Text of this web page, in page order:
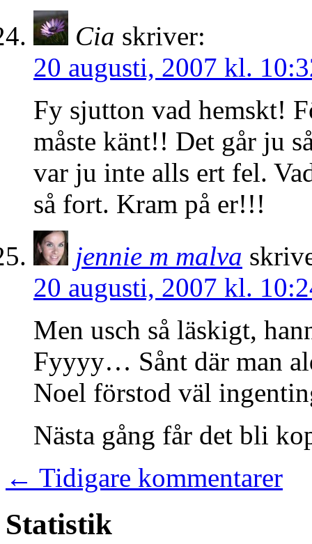
Cia skriver:
20 augusti, 2007 kl.
Fy sjutton vad hemskt!
måste känt!! Det går ju
var ju inte alls ert fel.
så fort. Kram på er!!!
jennie m malva
20 augusti, 2007 kl.
Men usch så läskigt,
Fyyyy… Sånt där man
Noel förstod väl
Nästa gång får det bli
← Tidigare kommentarer
Statistik